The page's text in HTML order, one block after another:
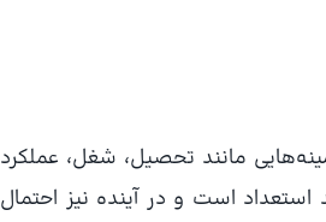
مانند تحصیل، شغل، عملکرد
است و در آینده نیز احتمال